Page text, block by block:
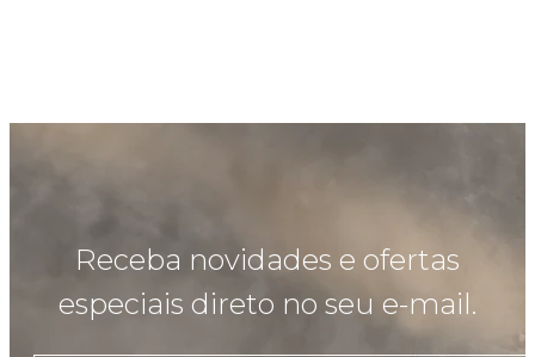
Receba novidades e ofertas
especiais direto no seu e-mail.